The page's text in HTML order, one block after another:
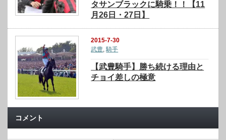
タサンブラックに騎乗！！【11
月26日・27日】
2015-7-30
武豊 ,騎手
【武豊騎手】勝ち続ける理由と
チョイ差しの極意
コメント